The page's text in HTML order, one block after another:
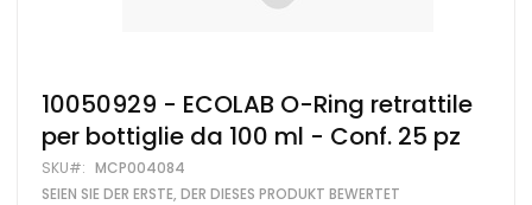
Zum
Anfang
der
Bildgalerie
springen
10050929 - ECOLAB O-Ring retrattile
per bottiglie da 100 ml - Conf. 25 pz
SKU MCP004084
SEIEN SIE DER ERSTE, DER DIESES PRODUKT BEWERTET